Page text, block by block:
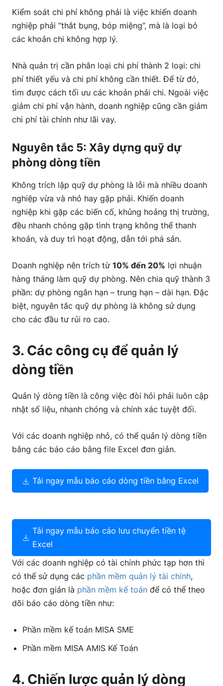
Kiểm soát chi phí không phải là việc khiến doanh
nghiệp phải “thắt bụng, bóp miệng”, mà là loại bỏ
các khoản chi không hợp lý.
Nhà quản trị cần phân loại chi phí thành 2 loại: chi
phí thiết yếu và chi phí không cần thiết. Để từ đó,
tìm được cách tối ưu các khoản phải chi. Ngoài việc
giảm chi phí vận hành, doanh nghiệp cũng cần giảm
chi phí tài chính như lãi vay.
Nguyên tắc 5: Xây dựng quỹ dự
phòng dòng tiền
Không trích lập quỹ dự phòng là lỗi mà nhiều doanh
nghiệp vừa và nhỏ hay gặp phải. Khiến doanh
nghiệp khi gặp các biến cố, khủng hoảng thị trường,
đều nhanh chóng gặp tình trạng không thể thanh
khoản, và duy trì hoạt động, dẫn tới phá sản.
Doanh nghiệp nên trích từ 10% đến 20% lợi nhuận
hàng tháng làm quỹ dự phòng. Nên chia quỹ thành 3
phần: dự phòng ngắn hạn – trung hạn – dài hạn. Đặc
biệt, nguyên tắc quỹ dự phòng là không sử dụng
cho các đầu tư rủi ro cao.
3. Các công cụ để quản lý
dòng tiền
Quản lý dòng tiền là công việc đòi hỏi phải luôn cập
nhật số liệu, nhanh chóng và chính xác tuyệt đối.
Với các doanh nghiệp nhỏ, có thể quản lý dòng tiền
bằng các báo cáo bằng file Excel đơn giản.
Tải ngay mẫu báo cáo dòng tiền bằng Excel
Tải ngay mẫu báo cáo lưu chuyển tiền tệ
Excel
Với các doanh nghiệp có tài chính phức tạp hơn thì
có thể sử dụng các phần mềm quản lý tài chính,
hoặc đơn giản là phần mềm kế toán để có thể theo
dõi báo cáo dòng tiền như:
Phần mềm kế toán MISA SME
Phần mềm MISA AMIS Kế Toán
4. Chiến lược quản lý dòng